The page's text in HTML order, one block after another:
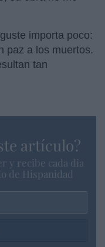
importa poco:
paz a los muertos.
tan
artículo?
y recibe cada dia
de Hispanidad